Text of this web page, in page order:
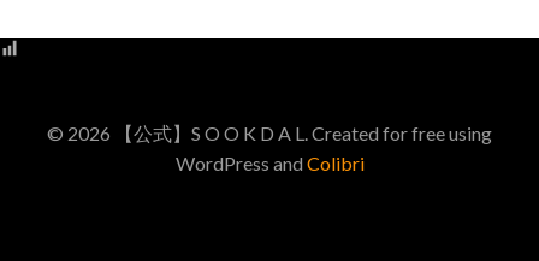
© 2026 【公式】S O O K D A L. Created for free using
WordPress and Colibri